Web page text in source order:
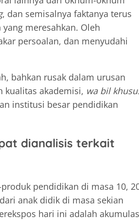
, dan semisalnya faktanya terus
meresahkan. Oleh
persoalan, dan menyudahi
bahkan rusak dalam urusan
kualitas akademisi, wa bil
institusi besar pendidikan
dianalisis terkait
pendidikan di masa 10,
anak didik di masa sekian
hari ini adalah